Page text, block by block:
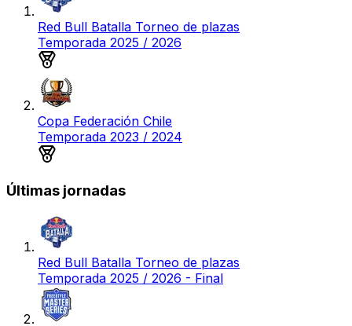
Red Bull Batalla Torneo de plazas
Temporada 2025 / 2026
Copa Federación Chile
Temporada 2023 / 2024
Últimas jornadas
Red Bull Batalla Torneo de plazas
Temporada 2025 / 2026 - Final